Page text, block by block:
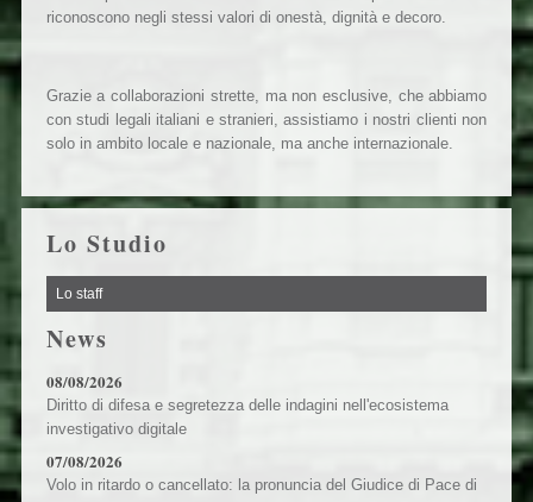
riconoscono negli stessi valori di onestà, dignità e decoro.
Grazie a collaborazioni strette, ma non esclusive, che abbiamo
con studi legali italiani e stranieri, assistiamo i nostri clienti non
solo in ambito locale e nazionale, ma anche internazionale.
Lo Studio
Lo staff
News
08/08/2026
Diritto di difesa e segretezza delle indagini nell'ecosistema
investigativo digitale
07/08/2026
Volo in ritardo o cancellato: la pronuncia del Giudice di Pace di